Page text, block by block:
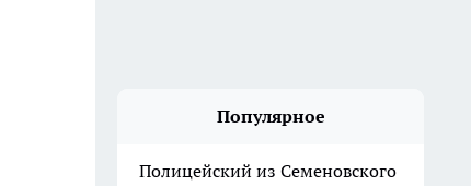
Популярное
Полицейский из Семеновского